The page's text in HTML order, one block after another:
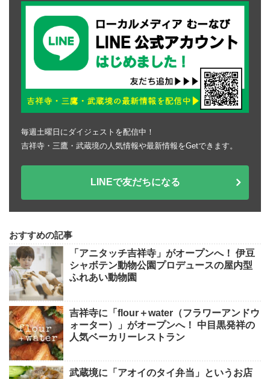
毎週土曜日にダイジェストを配信中！
吉祥寺・三鷹・武蔵境の人気情報や最新情報をGetできます。
LINEで友だちになる
おすすめの記事
「アニタッチ吉祥寺」がオープンへ！ 伊豆
シャボテン動物公園プロデュースの屋内型
ふれあい動物園
吉祥寺に「flour＋water（フラワーアンドウ
ォーター）」がオープンへ！ 中目黒発祥の
人気ベーカリーレストラン
武蔵境に「アオイのタイ弁当」というお店